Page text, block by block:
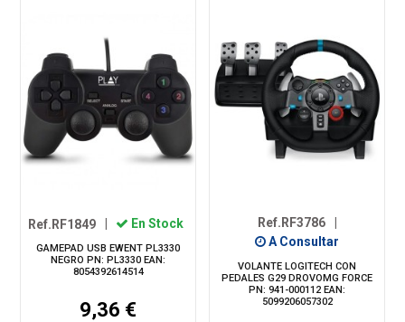
Ref.RF1849 En Stock
GAMEPAD USB EWENT PL3330
NEGRO PN: PL3330 EAN:
8054392614514
9,36 €
Ref.RF3786
|
A Consultar
VOLANTE LOGITECH CON
PEDALES G29 DROVOMG FORCE
PN: 941-000112 EAN:
5099206057302